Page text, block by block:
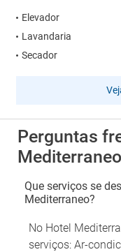
Elevador
Lavandaria
Secador
Perguntas
Mediterraneo
Que serviços se
Mediterraneo?
No Hotel
serviços: Ar-